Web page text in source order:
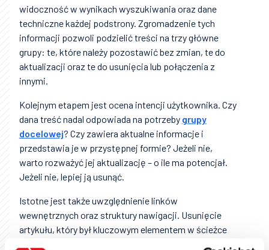
widoczność w wynikach wyszukiwania oraz dane
techniczne każdej podstrony. Zgromadzenie tych
informacji pozwoli podzielić treści na trzy główne
grupy: te, które należy pozostawić bez zmian, te do
aktualizacji oraz te do usunięcia lub połączenia z
innymi.
Kolejnym etapem jest ocena intencji użytkownika. Czy
dana treść nadal odpowiada na potrzeby grupy
docelowej? Czy zawiera aktualne informacje i
przedstawia je w przystępnej formie? Jeżeli nie,
warto rozważyć jej aktualizację – o ile ma potencjał.
Jeżeli nie, lepiej ją usunąć.
Istotne jest także uwzględnienie linków
wewnętrznych oraz struktury nawigacji. Usunięcie
artykułu, który był kluczowym elementem w ścieżce